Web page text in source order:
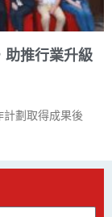
助推行業升級
劃取得成果後